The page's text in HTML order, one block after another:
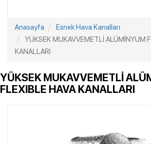
Anasayfa
Esnek Hava Kanalları
YÜKSEK MUKAVVEMETLİ ALÜMİNYUM
KANALLARI
YÜKSEK MUKAVVEMETLİ
FLEXIBLE HAVA KANALLARI